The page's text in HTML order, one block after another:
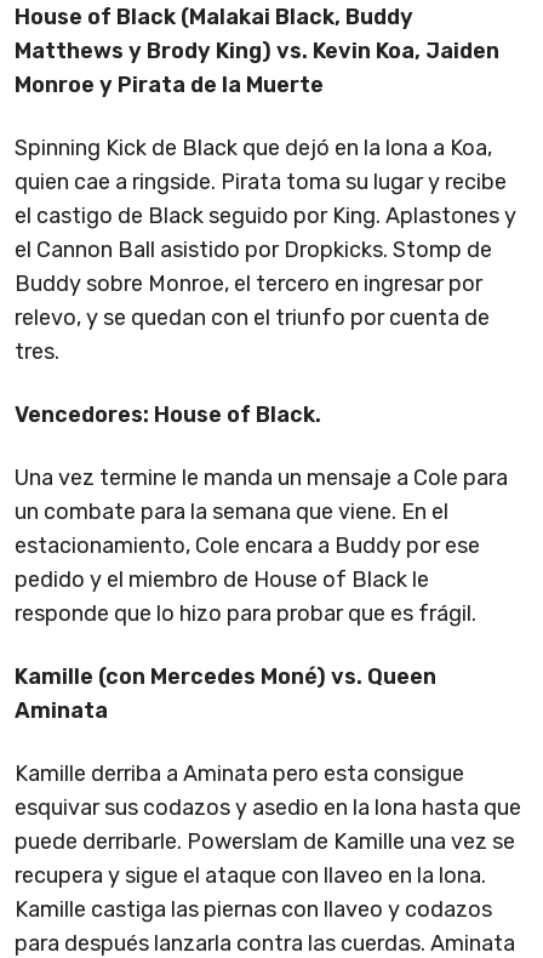
House of Black (Malakai Black, Buddy
Matthews y Brody King) vs. Kevin Koa, Jaiden
Monroe y Pirata de la Muerte
Spinning Kick de Black que dejó en la lona a Koa,
quien cae a ringside. Pirata toma su lugar y recibe
el castigo de Black seguido por King. Aplastones y
el Cannon Ball asistido por Dropkicks. Stomp de
Buddy sobre Monroe, el tercero en ingresar por
relevo, y se quedan con el triunfo por cuenta de
tres.
Vencedores: House of Black.
Una vez termine le manda un mensaje a Cole para
un combate para la semana que viene. En el
estacionamiento, Cole encara a Buddy por ese
pedido y el miembro de House of Black le
responde que lo hizo para probar que es frágil.
Kamille (con Mercedes Moné) vs. Queen
Aminata
Kamille derriba a Aminata pero esta consigue
esquivar sus codazos y asedio en la lona hasta que
puede derribarle. Powerslam de Kamille una vez se
recupera y sigue el ataque con llaveo en la lona.
Kamille castiga las piernas con llaveo y codazos
para después lanzarla contra las cuerdas. Aminata